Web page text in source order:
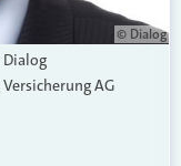
© Dialog
AG